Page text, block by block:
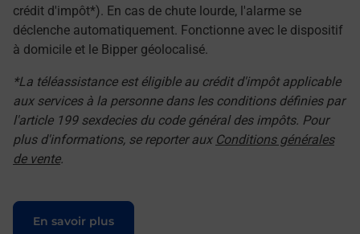
crédit d'impôt*). En cas de chute lourde, l'alarme se
déclenche automatiquement. Fonctionne avec le dispositif
à domicile et le Bipper géolocalisé.
*La téléassistance est éligible au crédit d'impôt applicable
aux services à la personne dans les conditions définies par
l'article 199 sexdecies du code général des impôts. Pour
plus d'informations, se reporter aux Conditions générales
de vente.
En savoir plus
Le lien s'ouvre dans un nouvel onglet